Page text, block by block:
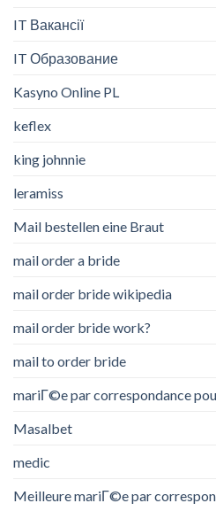
IT Вакансії
IT Образование
Kasyno Online PL
keflex
king johnnie
leramiss
Mail bestellen eine Braut
mail order a bride
mail order bride wikipedia
mail order bride work?
mail to order bride
mariГ©e par correspondance
Masalbet
medic
Meilleure mariГ©e par